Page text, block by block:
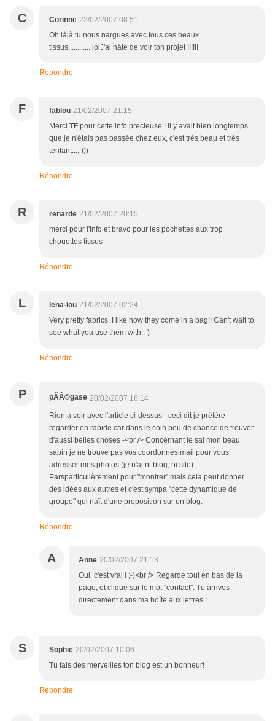
C Corinne 22/02/2007 08:51
Oh làlà tu nous nargues avec tous ces beaux
tissus.............lolJ'ai hâte de voir ton projet !!!!!!
Répondre
F fablou 21/02/2007 21:15
Merci TF pour cette info precieuse ! Il y avait bien longtemps
que je n'étais pas passée chez eux, c'est très beau et très
tentant...; )))
Répondre
R renarde 21/02/2007 20:15
merci pour l'info et bravo pour les pochettes aux trop
chouettes tissus
Répondre
L lena-lou 21/02/2007 02:24
Very pretty fabrics, I like how they come in a bag!! Can't wait to
see what you use them with :-)
Répondre
P pÃÂ©gase 20/02/2007 16:14
Rien à voir avec l'article ci-dessus - ceci dit je préfère
regarder en rapide car dans le coin peu de chance de trouver
d'aussi belles choses -<br /> Concernant le sal mon beau
sapin je ne trouve pas vos coordonnés mail pour vous
adresser mes photos (je n'ai ni blog, ni site).
Parsparticulièrement pour "montrer" mais cela peut donner
des idées aux autres et c'est sympa "cette dynamique de
groupe" qui naît d'une proposition sur un blog.
Répondre
A Anne 20/02/2007 21:13
Oui, c'est vrai ! ;-)<br /> Regarde tout en bas de la
page, et clique sur le mot "contact". Tu arrives
directement dans ma boîte aux lettres !
S Sophie 20/02/2007 10:06
Tu fais des merveilles ton blog est un bonheur!
Répondre